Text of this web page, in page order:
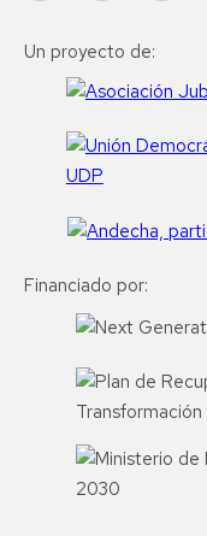
Un proyecto de:
Financiado por: